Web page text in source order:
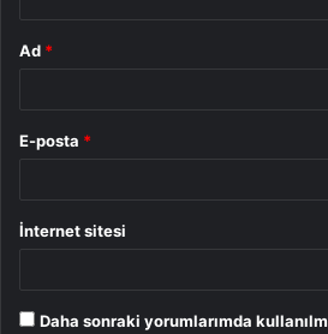
Ad *
E-posta *
İnternet sitesi
Daha sonraki yorumlarımda